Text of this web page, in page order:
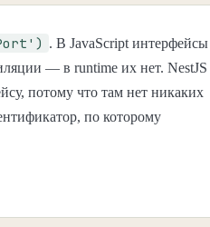
. В JavaScript интерфейсы
— в runtime их нет. NestJS
потому что там нет никаких
по которому